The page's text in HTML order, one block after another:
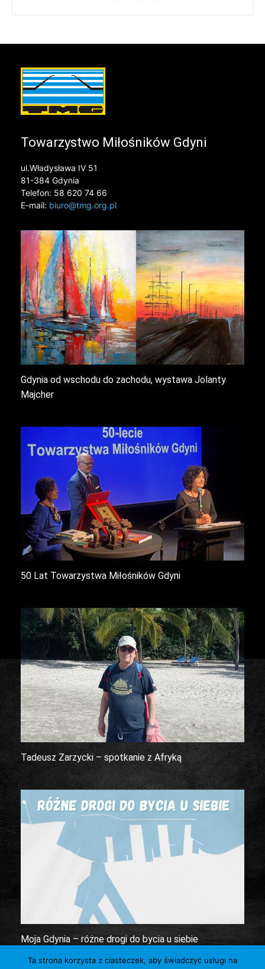
Towarzystwo Miłośników Gdyni
ul.Władysława IV 51
81-384 Gdynia
Telefon: 58 620 74 66
E-mail: biuro@tmg.org.pl
Gdynia od wschodu do zachodu, wystawa Jolanty
Majcher
50 Lat Towarzystwa Miłośników Gdyni
Tadeusz Zarzycki – spotkanie z Afryką
Moja Gdynia – różne drogi do bycia u siebie
Ta strona korzysta z ciasteczek, aby świadczyć usługi na